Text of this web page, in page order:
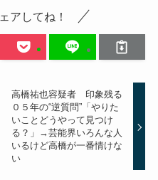
アしてね！
高橋祐也容疑者 印象残る
０５年の“逆質問”「やりた
いことどうやって見つけ
る？」→芸能界いろんな人
いるけど高橋が一番情けな
い